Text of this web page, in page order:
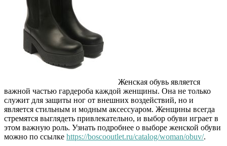
Женская обувь является
важной частью гардероба каждой женщины. Она не только
служит для защиты ног от внешних воздействий, но и
является стильным и модным аксессуаром. Женщины всегда
стремятся выглядеть привлекательно, и выбор обуви играет в
этом важную роль. Узнать подробнее о выборе женской обуви
можно по ссылке https://boscooutlet.ru/catalog/woman/obuv/.